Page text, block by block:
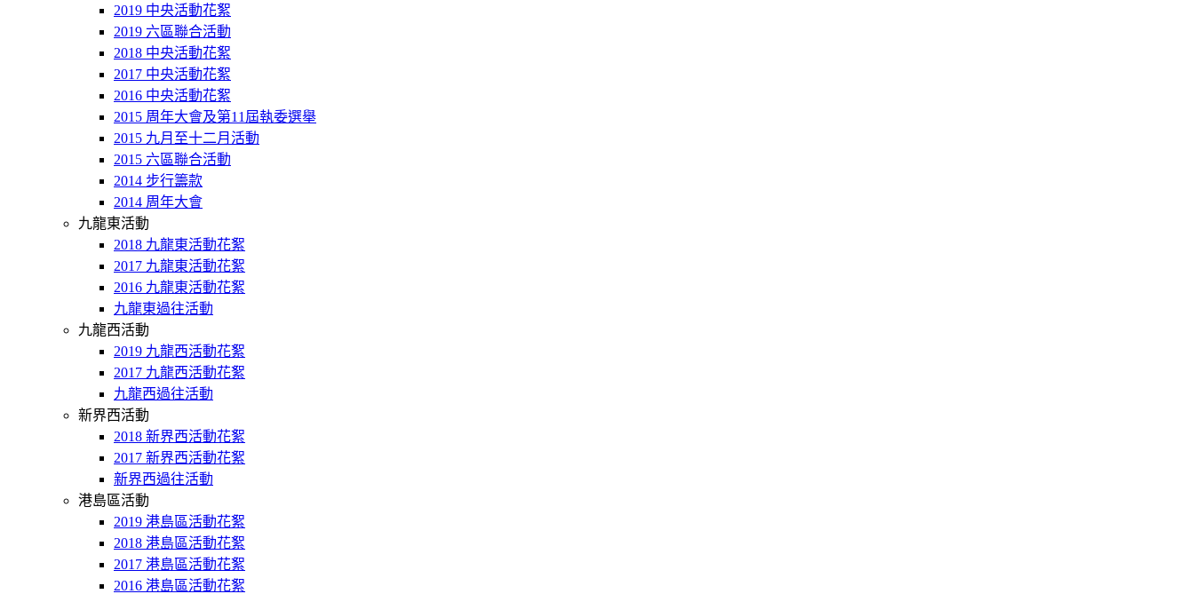
2019 中央活動花絮
2019 六區聯合活動
2018 中央活動花絮
2017 中央活動花絮
2016 中央活動花絮
2015 周年大會及第11屆執委選舉
2015 九月至十二月活動
2015 六區聯合活動
2014 步行籌款
2014 周年大會
九龍東活動
2018 九龍東活動花絮
2017 九龍東活動花絮
2016 九龍東活動花絮
九龍東過往活動
九龍西活動
2019 九龍西活動花絮
2017 九龍西活動花絮
九龍西過往活動
新界西活動
2018 新界西活動花絮
2017 新界西活動花絮
新界西過往活動
港島區活動
2019 港島區活動花絮
2018 港島區活動花絮
2017 港島區活動花絮
2016 港島區活動花絮